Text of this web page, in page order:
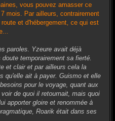
vous pouvez amasser ce
mois. Par ailleurs, contrairement
et d'hébergement, ce qui est
paroles. Yzeure avait déjà
temporairement sa fierté.
et clair et par ailleurs cela la
qu'elle ait à payer. Guismo et elle
pour le voyage, quant aux
de quoi il retournait, mais quoi
apporter gloire et renommée à
Roarik était dans ses